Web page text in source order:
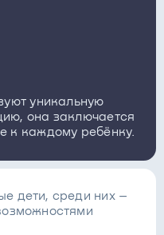
уникальную
она заключается
к каждому ребёнку.
дети, среди них –